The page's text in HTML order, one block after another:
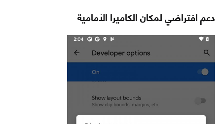
دعم افتراضي لمكان الكاميرا الأمامية